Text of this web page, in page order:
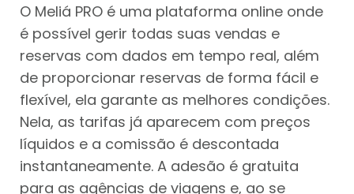
O Meliá PRO é uma plataforma online onde
é possível gerir todas suas vendas e
reservas com dados em tempo real, além
de proporcionar reservas de forma fácil e
flexível, ela garante as melhores condições.
Nela, as tarifas já aparecem com preços
líquidos e a comissão é descontada
instantaneamente. A adesão é gratuita
para as agências de viagens e, ao se